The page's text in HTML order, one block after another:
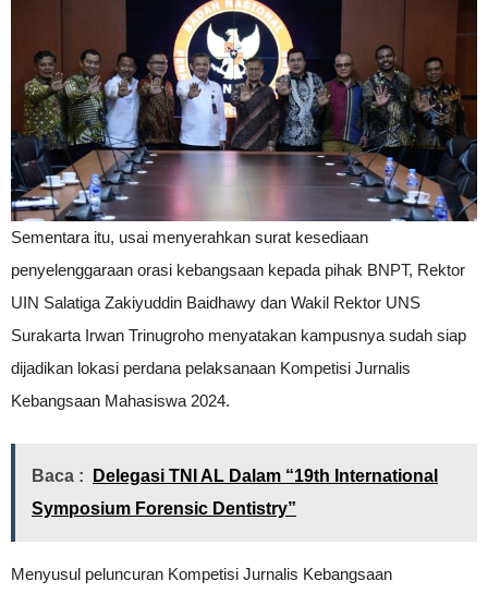
Sementara itu, usai menyerahkan surat kesediaan
penyelenggaraan orasi kebangsaan kepada pihak BNPT, Rektor
UIN Salatiga Zakiyuddin Baidhawy dan Wakil Rektor UNS
Surakarta Irwan Trinugroho menyatakan kampusnya sudah siap
dijadikan lokasi perdana pelaksanaan Kompetisi Jurnalis
Kebangsaan Mahasiswa 2024.
Baca :
Delegasi TNI AL Dalam “19th International
Symposium Forensic Dentistry”
Menyusul peluncuran Kompetisi Jurnalis Kebangsaan